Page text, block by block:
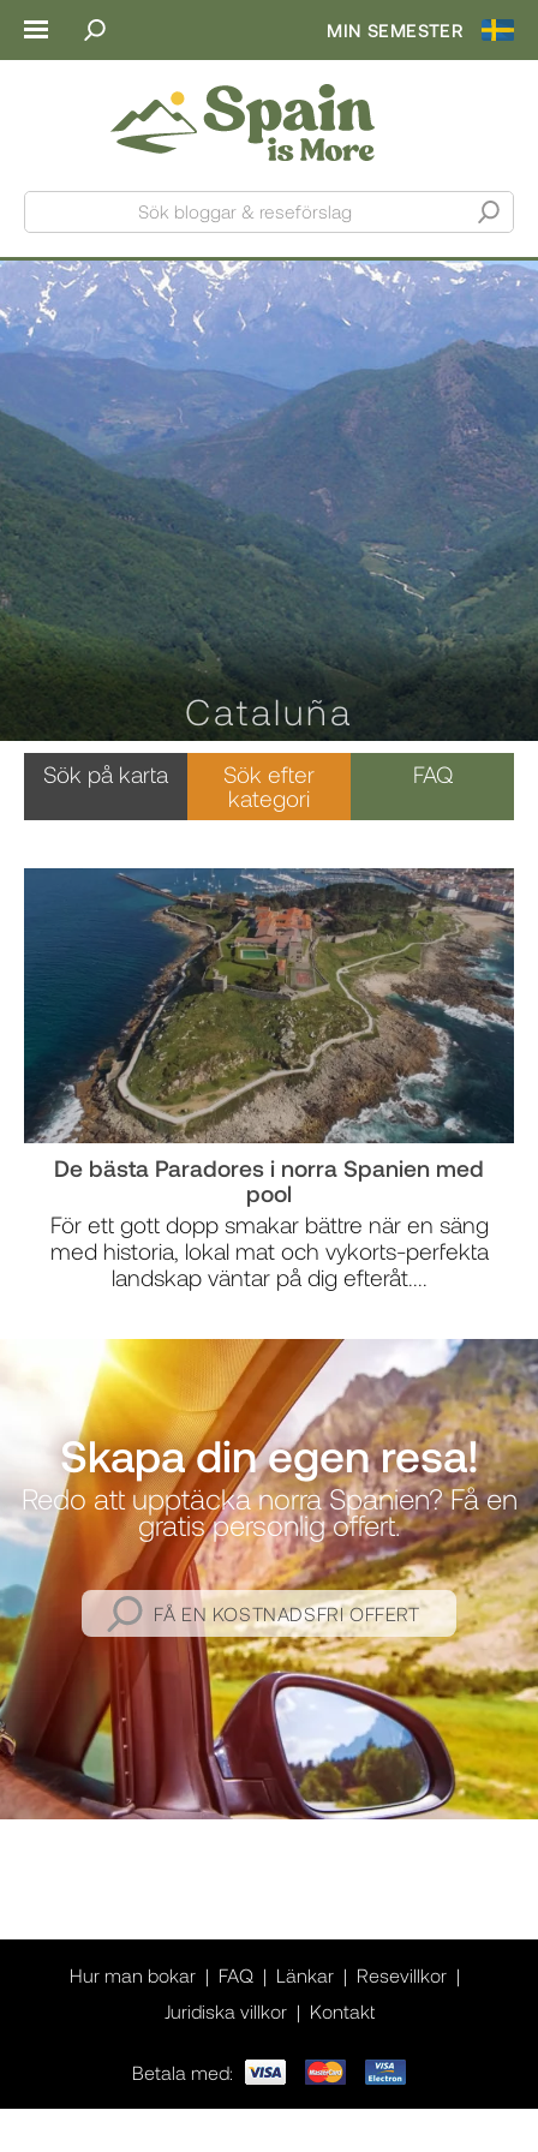
MIN SEMESTER
Sök bloggar & reseförslag
Cataluña
Sök på karta
Sök efter
kategori
FAQ
De bästa Paradores i norra Spanien med
pool
För ett gott dopp smakar bättre när en säng
med historia, lokal mat och vykorts-perfekta
landskap väntar på dig efteråt....
Skapa din egen resa!
Redo att upptäcka norra Spanien? Få en
gratis personlig offert.
FÅ EN KOSTNADSFRI OFFERT
Hur man bokar FAQ Länkar
Resevillkor
Juridiska villkor
Kontakt
Betala med: